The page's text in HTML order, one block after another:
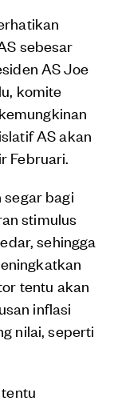
sebesar
AS Joe
komite
AS akan
Februari.
bagi
stimulus
sehingga
tentu akan
inflasi
nilai, seperti